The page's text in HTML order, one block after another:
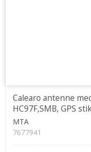
Calearo antenne
HC97F,SMB, GPS
MTA
7677941